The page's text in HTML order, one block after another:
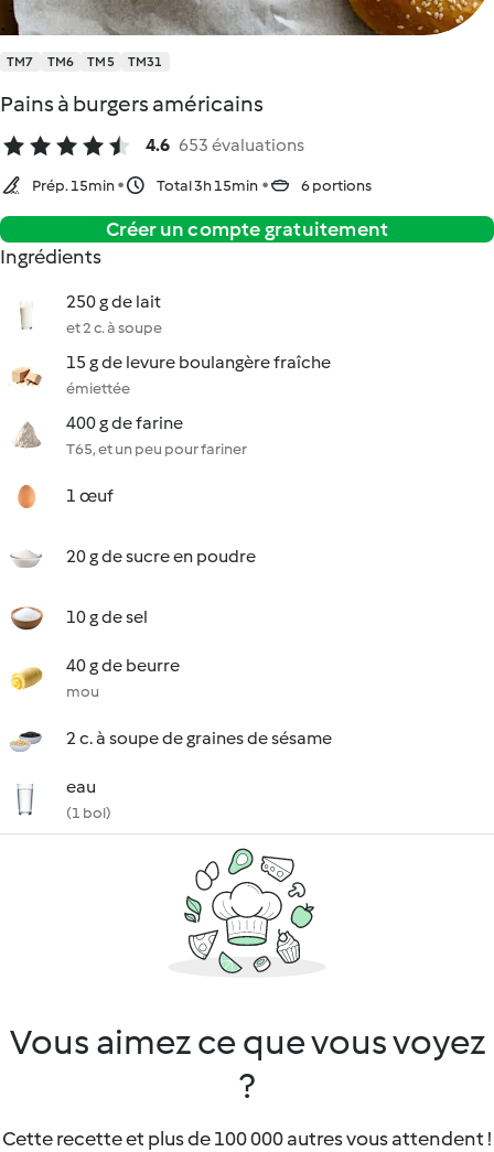
TM7 TM6 TM5 TM31
Pains à burgers américains
4.6 653 évaluations
Prép. 15min Total 3h 15min 6 portions
Créer un compte gratuitement
Ingrédients
250 g de lait
et 2 c. à soupe
15 g de levure boulangère fraîche
émiettée
400 g de farine
T65, et un peu pour fariner
1 œuf
20 g de sucre en poudre
10 g de sel
40 g de beurre
mou
2 c. à soupe de graines de sésame
eau
(1 bol)
Vous aimez ce que vous voyez
?
Cette recette et plus de 100 000 autres vous attendent !